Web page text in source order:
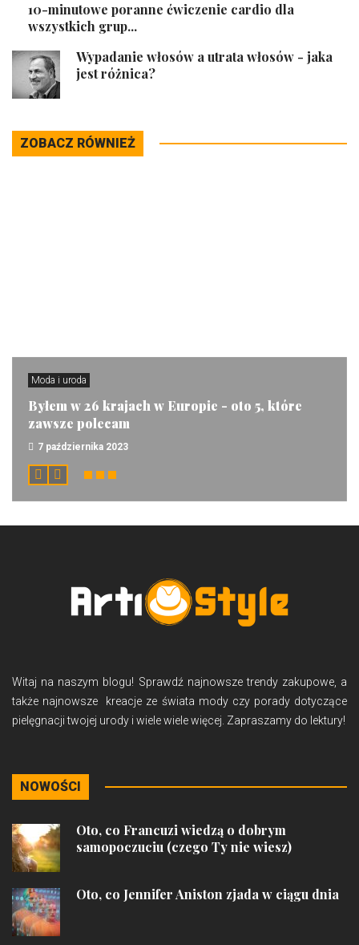
10-minutowe poranne ćwiczenie cardio dla
wszystkich grup...
Wypadanie włosów a utrata włosów - jaka
jest różnica?
ZOBACZ RÓWNIEŻ
Moda i uroda
Byłem w 26 krajach w Europie - oto 5, które
zawsze polecam
7 października 2023
Witaj na naszym blogu! Sprawdź najnowsze trendy zakupowe, a
także najnowsze kreacje ze świata mody czy porady dotyczące
pielęgnacji twojej urody i wiele wiele więcej. Zapraszamy do lektury!
NOWOŚCI
Oto, co Francuzi wiedzą o dobrym
samopoczuciu (czego Ty nie wiesz)
Oto, co Jennifer Aniston zjada w ciągu dnia